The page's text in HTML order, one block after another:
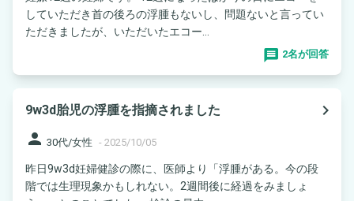
していただき首の後ろの浮腫もないし、問題ないと言ってい
ただきましたが、いただいたエコー...
2名が回答
9w3d胎児の浮腫を指摘されました
navigate_next
person 30代/女性 - 2025/10/05
昨日9w3d妊婦健診の際に、医師より「浮腫がある。今の段
階では生理現象かもしれない。2週間後に経過をみましょ